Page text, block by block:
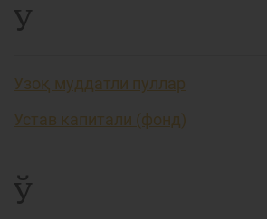
У
Узоқ муддатли пуллар
Устав капитали (фонд)
Ў